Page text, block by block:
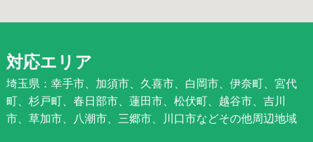
対応エリア
埼玉県：幸手市、加須市、久喜市、白岡市、伊奈町、宮代
町、杉戸町、春日部市、蓮田市、松伏町、越谷市、吉川
市、草加市、八潮市、三郷市、川口市などその他周辺地域